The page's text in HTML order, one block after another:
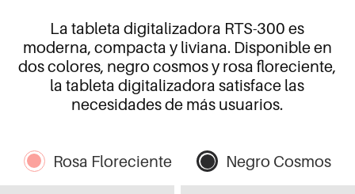
La tableta digitalizadora RTS-300 es
moderna, compacta y liviana. Disponible en
dos colores, negro cosmos y rosa floreciente,
la tableta digitalizadora satisface las
necesidades de más usuarios.
Rosa Floreciente Negro Cosmos